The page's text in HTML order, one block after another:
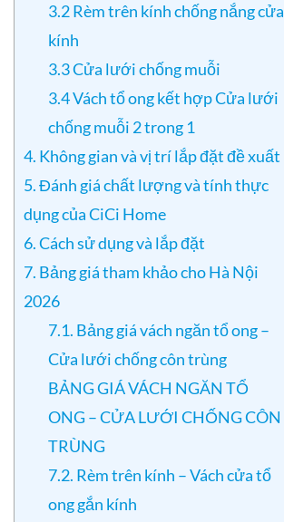
3.2 Rèm trên kính chống nắng cửa
kính
3.3 Cửa lưới chống muỗi
3.4 Vách tổ ong kết hợp Cửa lưới
chống muỗi 2 trong 1
4. Không gian và vị trí lắp đặt đề xuất
5. Đánh giá chất lượng và tính thực
dụng của CiCi Home
6. Cách sử dụng và lắp đặt
7. Bảng giá tham khảo cho Hà Nội
2026
7.1. Bảng giá vách ngăn tổ ong –
Cửa lưới chống côn trùng
BẢNG GIÁ VÁCH NGĂN TỔ
ONG – CỬA LƯỚI CHỐNG CÔN
TRÙNG
7.2. Rèm trên kính – Vách cửa tổ
ong gắn kính